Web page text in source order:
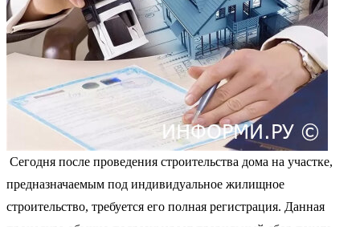
Сегодня после проведения строительства дома на участке,
предназначаемым под индивидуальное жилищное
строительство, требуется его полная регистрация. Данная